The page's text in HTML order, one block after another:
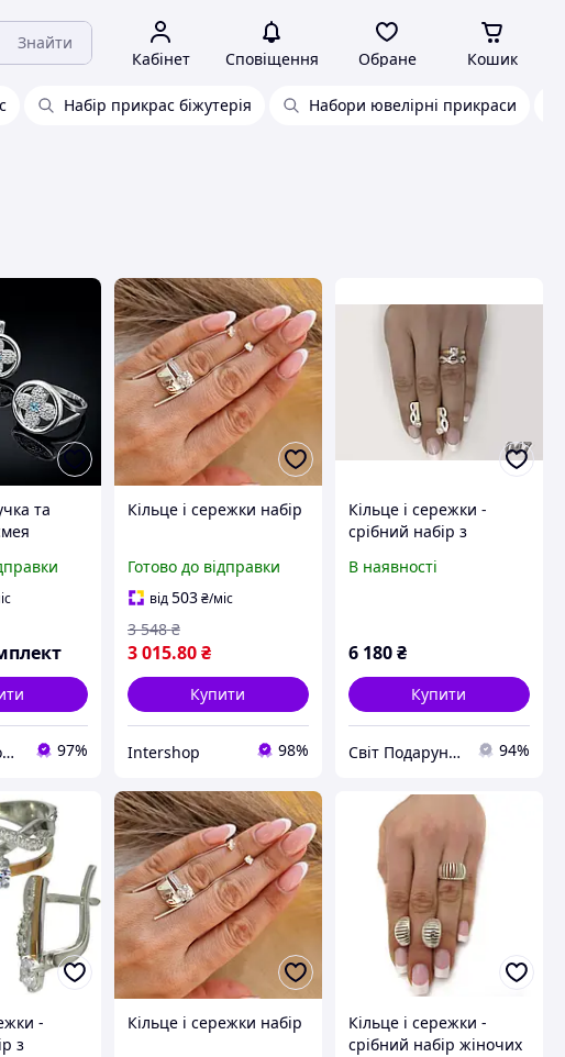
Знайти
Кабінет Сповіщення Обране Кошик
Набір прикрас біжутерія Набори ювелірні прикраси
та
Ювелірна компанія "DIVA" 97%
Кільце і сережки набір
Готово до відправки
від503 ₴/міс
3 015.80 ₴
3 548 ₴
Купити
Intershop 98%
Кільце і сережки -
срібний набір з
"Мирцелла"
В наявності
6 180₴
Купити
Світ Подарунків 94%
-
з
Кільце і сережки набір Кільце і сережки -
срібний набір жіночих